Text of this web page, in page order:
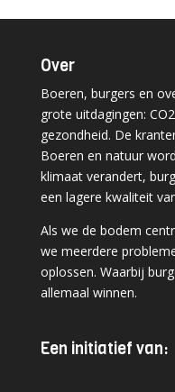
Over
Boeren, burgers en
grote uitdagingen:
gezondheid. De
Boeren en natuur
klimaat verandert,
een lagere kwaliteit
Als we de bodem
we meerdere
oplossen. Waarbij
allemaal winnen.
Een initiatief van: